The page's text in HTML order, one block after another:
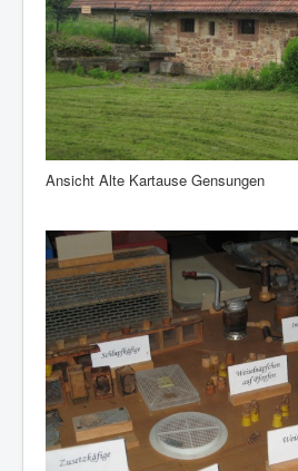
Ansicht Alte Kartause Gensungen